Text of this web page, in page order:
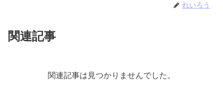
れいろう
関連記事
関連記事は見つかりませんでした。